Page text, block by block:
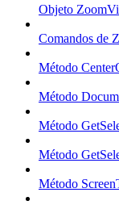
Objeto
Comandos de
Método
Método
Método
Método
Método